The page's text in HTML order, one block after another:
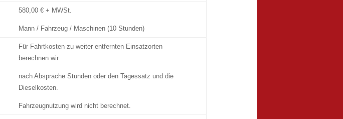
580,00 € + MWSt.
Mann / Fahrzeug / Maschinen (10 Stunden)
Für Fahrtkosten zu weiter entfernten Einsatzorten
berechnen wir
nach Absprache Stunden oder den Tagessatz und die
Dieselkosten.
Fahrzeugnutzung wird nicht berechnet.